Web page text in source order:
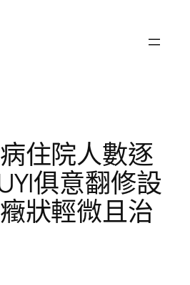
住院人數逐
俱意翻修設
狀輕微且治